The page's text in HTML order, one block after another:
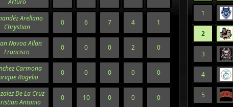
Arturo
Arellano
Chrystian
0 6 7 4 1
Novoa Allan
Francisco
0 0 0 2 0
Carmona
Rogelio
0 0 0 0 0
De La Cruz
Antonio
0 10 0 0 0
1
2
3
4
5